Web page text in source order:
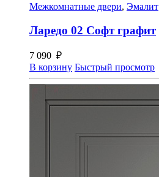
Межкомнатные двери, Эмалит
Ларедо 02 Софт графит
7 090 ₽
В корзину Быстрый просмотр